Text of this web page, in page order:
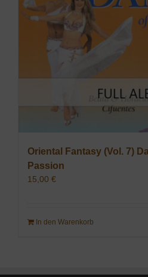
Oriental Fantasy (Vol. 7)
Passion
15,00 €
In den Warenkorb